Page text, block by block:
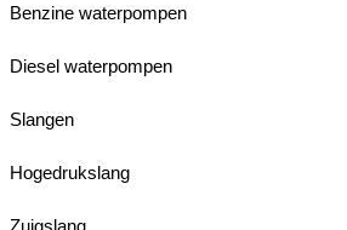
Benzine waterpompen
Diesel waterpompen
Slangen
Hogedrukslang
Zuigslang